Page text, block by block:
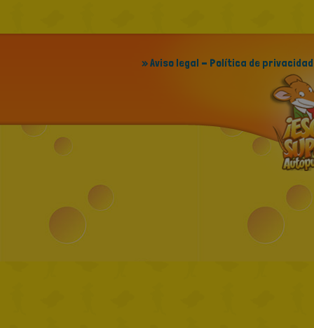
» Aviso legal - Política de privacidad